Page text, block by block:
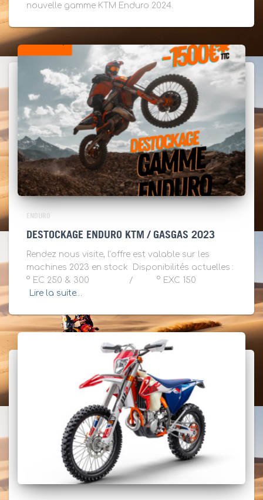
nouvelle gamme KTM Enduro 2024.
ENDURO
DESTOCKAGE ENDURO KTM / GASGAS 2023
Rendez nous visite, l’offre est valable sur les
machines 2023 en stock Disponibilités actuelles :
° EC 250 & 300 / ° EXC 150
Lire la suite…